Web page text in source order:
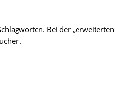
Bei der